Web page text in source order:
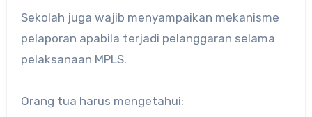
Sekolah juga wajib menyampaikan mekanisme
pelaporan apabila terjadi pelanggaran selama
pelaksanaan MPLS.
Orang tua harus mengetahui: